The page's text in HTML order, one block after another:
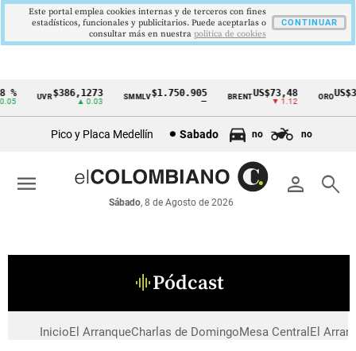
Cintillo
económicos
Colombia
UVR$386,1273
▲ 0.03
SMMLV$1.750.905
—
BRENTUS$73,48
▼ 1.12
ORO
Pico y Placa Medellín Sabado no no
person search
Sábado, 8 de Agosto de 2026
menu
graphic_eqPódcast
InicioEl ArranqueCharlas de DomingoMesa Central El
Este portal emplea cookies internas y de terceros con fines
estadísticos, funcionales y publicitarios. Puede aceptarlas o
consultar más en nuestra politica de cookies
CONTINUAR